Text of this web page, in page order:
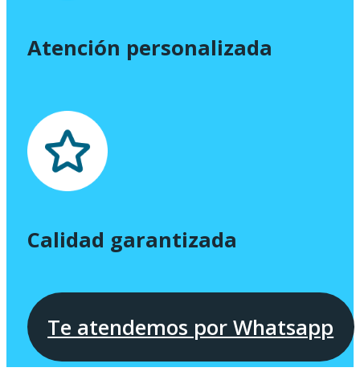
Atención personalizada
Calidad garantizada
Te atendemos por Whatsapp